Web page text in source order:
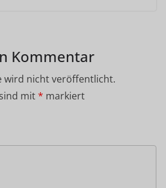
Kommentar
wird nicht veröffentlicht.
mit* markiert